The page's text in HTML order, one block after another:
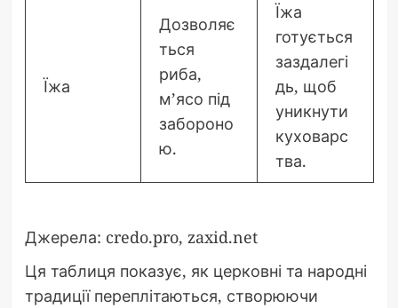
Їжа
Дозволяє
ться
риба,
м’ясо під
забороно
ю.
Їжа
готується
заздалегі
дь, щоб
уникнути
куховарс
тва.
Джерела: credo.pro, zaxid.net
Ця таблиця показує, як церковні та народні
традиції переплітаються, створюючи